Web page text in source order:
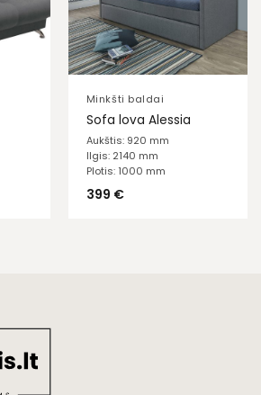
Minkšti baldai
Sofa lova Alessia
Aukštis: 920 mm
Ilgis: 2140 mm
Plotis: 1000 mm
399 €